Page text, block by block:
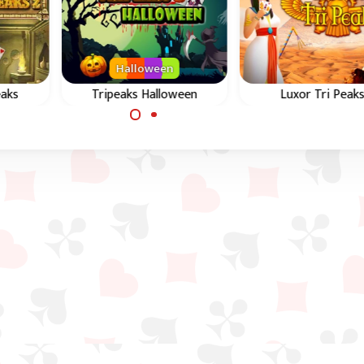
Tripeaks Halloween
Halloween
de Halloween avec ce jeu
Luxor Tri Peaks
Collectionne les